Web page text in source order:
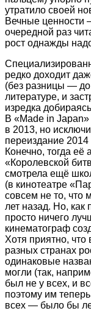
утратило своей
Вечные ценности
очередной раз
рост однажды
редко доходит
(без разницы —
литературе, и
изредка
В «Made in Japan»
в 2013, но
переиздание 2014
Конечно, тогда
«Королевской
смотрела ещё
(в кинотеатре
совсем не то, что
лет назад. Но, как
просто ничего
кинематограф
Хотя приятно,
разных странах
одинаковые
могли (так,
был не у всех, и
поэтому им
всех — было бы